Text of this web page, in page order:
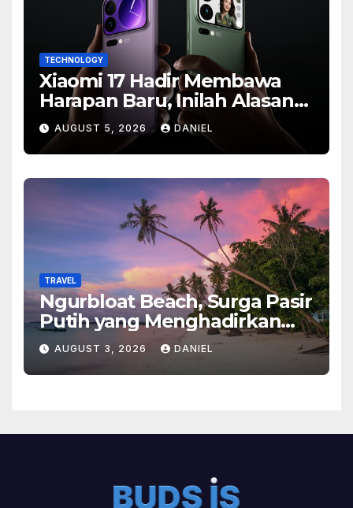
TECHNOLOGY
Xiaomi 17 Hadir Membawa
Harapan Baru, Inilah Alasan
Banyak Orang Menantikan
Ponsel Flagship Ini
AUGUST 5, 2026 DANIEL
TRAVEL
Ngurbloat Beach, Surga Pasir
Putih yang Menghadirkan
Ketenangan dan Pesona
Alam Tak Terlupakan
AUGUST 3, 2026 DANIEL